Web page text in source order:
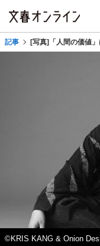
記事 [写真]「人間の価値
©KRIS KANG & Onion